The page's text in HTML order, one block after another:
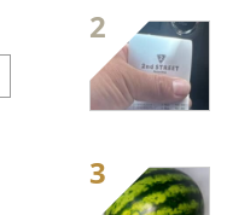
2
3